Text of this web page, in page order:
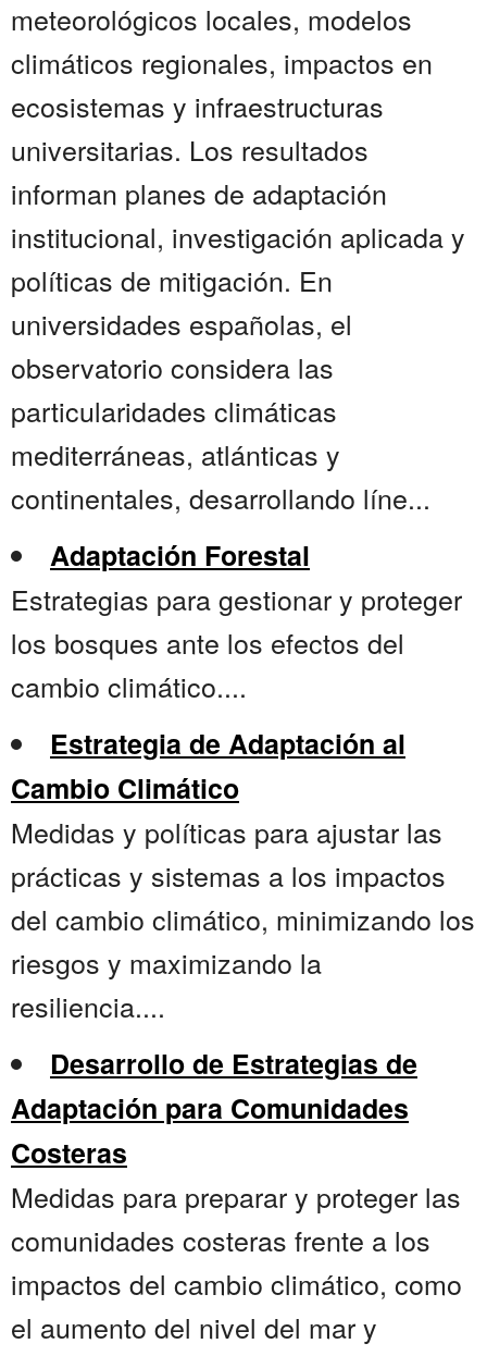
meteorológicos locales, modelos
climáticos regionales, impactos en
ecosistemas y infraestructuras
universitarias. Los resultados
informan planes de adaptación
institucional, investigación aplicada y
políticas de mitigación. En
universidades españolas, el
observatorio considera las
particularidades climáticas
mediterráneas, atlánticas y
continentales, desarrollando líne...
Adaptación Forestal
Estrategias para gestionar y proteger
los bosques ante los efectos del
cambio climático....
Estrategia de Adaptación al
Cambio Climático
Medidas y políticas para ajustar las
prácticas y sistemas a los impactos
del cambio climático, minimizando los
riesgos y maximizando la
resiliencia....
Desarrollo de Estrategias de
Adaptación para Comunidades
Costeras
Medidas para preparar y proteger las
comunidades costeras frente a los
impactos del cambio climático, como
el aumento del nivel del mar y